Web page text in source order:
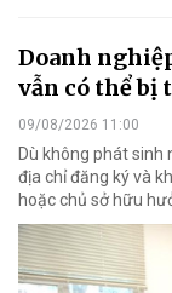
Doanh
vẫn có thể bị
09/08/2026 11:00
Dù không phát sinh
địa chỉ đăng ký và
hoặc chủ sở hữu